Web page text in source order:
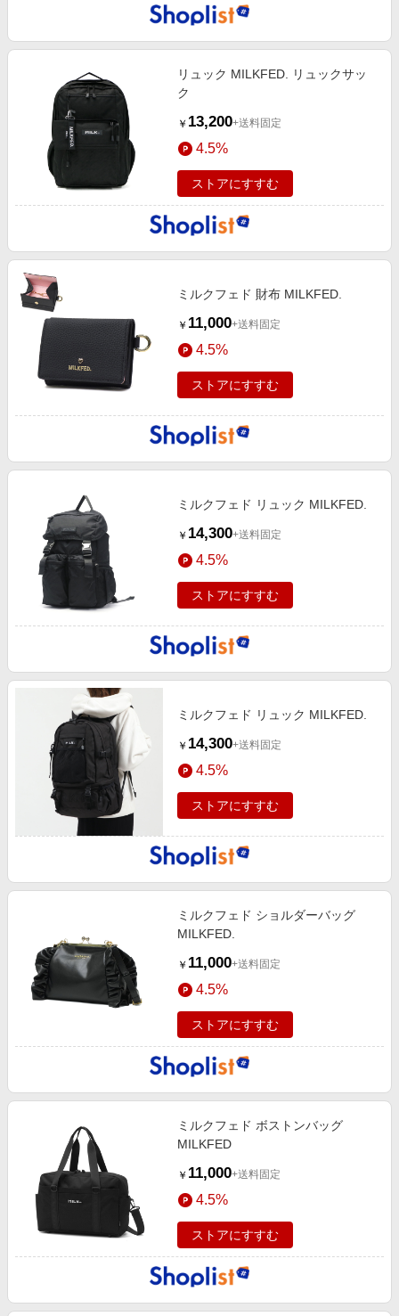
リュック MILKFED. リュックサッ
ク
￥ 13,200+送料固定
4.5%
ストアにすすむ
ミルクフェド 財布 MILKFED.
￥ 11,000+送料固定
4.5%
ストアにすすむ
ミルクフェド リュック MILKFED.
￥ 14,300+送料固定
4.5%
ストアにすすむ
ミルクフェド リュック MILKFED.
￥ 14,300+送料固定
4.5%
ストアにすすむ
ミルクフェド ショルダーバッグ
MILKFED.
￥ 11,000+送料固定
4.5%
ストアにすすむ
ミルクフェド ボストンバッグ
MILKFED
￥ 11,000+送料固定
4.5%
ストアにすすむ